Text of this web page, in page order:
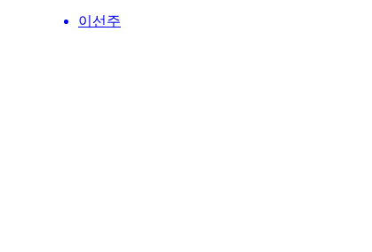
이선주